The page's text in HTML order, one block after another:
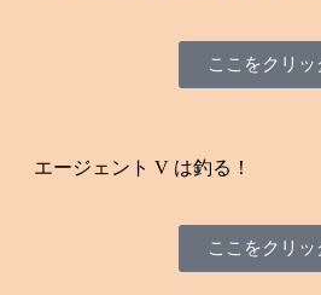
ここをクリッ
エージェント V は釣る！
ここをクリッ